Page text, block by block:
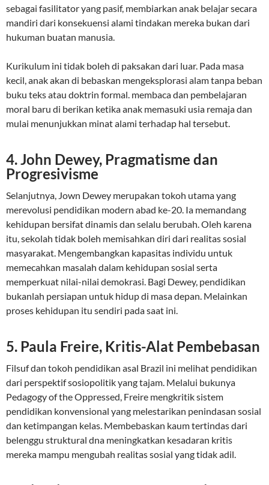
sebagai fasilitator yang pasif, membiarkan anak belajar secara
mandiri dari konsekuensi alami tindakan mereka bukan dari
hukuman buatan manusia.
Kurikulum ini tidak boleh di paksakan dari luar. Pada masa
kecil, anak akan di bebaskan mengeksplorasi alam tanpa beban
buku teks atau doktrin formal. membaca dan pembelajaran
moral baru di berikan ketika anak memasuki usia remaja dan
mulai menunjukkan minat alami terhadap hal tersebut.
4. John Dewey, Pragmatisme dan
Progresivisme
Selanjutnya, Jown Dewey merupakan tokoh utama yang
merevolusi pendidikan modern abad ke-20. Ia memandang
kehidupan bersifat dinamis dan selalu berubah. Oleh karena
itu, sekolah tidak boleh memisahkan diri dari realitas sosial
masyarakat. Mengembangkan kapasitas individu untuk
memecahkan masalah dalam kehidupan sosial serta
memperkuat nilai-nilai demokrasi. Bagi Dewey, pendidikan
bukanlah persiapan untuk hidup di masa depan. Melainkan
proses kehidupan itu sendiri pada saat ini.
5. Paula Freire, Kritis-Alat Pembebasan
Filsuf dan tokoh pendidikan asal Brazil ini melihat pendidikan
dari perspektif sosiopolitik yang tajam. Melalui bukunya
Pedagogy of the Oppressed, Freire mengkritik sistem
pendidikan konvensional yang melestarikan penindasan sosial
dan ketimpangan kelas. Membebaskan kaum tertindas dari
belenggu struktural dna meningkatkan kesadaran kritis
mereka mampu mengubah realitas sosial yang tidak adil.